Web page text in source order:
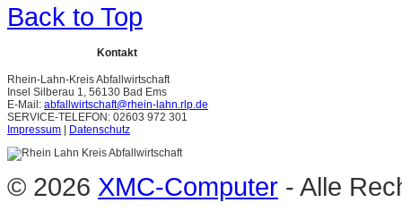
Back to Top
Kontakt
Rhein-Lahn-Kreis Abfallwirtschaft
Insel Silberau 1, 56130 Bad Ems
E-Mail: abfallwirtschaft@rhein-lahn.rlp.de
SERVICE-TELEFON: 02603 972 301
Impressum | Datenschutz
© 2026 XMC-Computer - Alle